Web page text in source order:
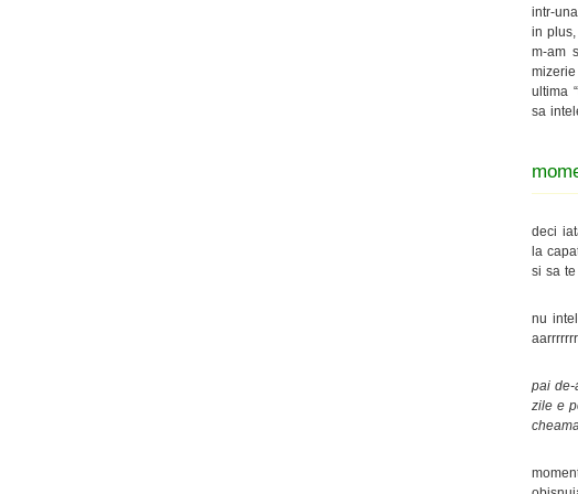
intr-
in
m-am
ultima
sa
deci
la
si sa te
nu
pai de-
zile e